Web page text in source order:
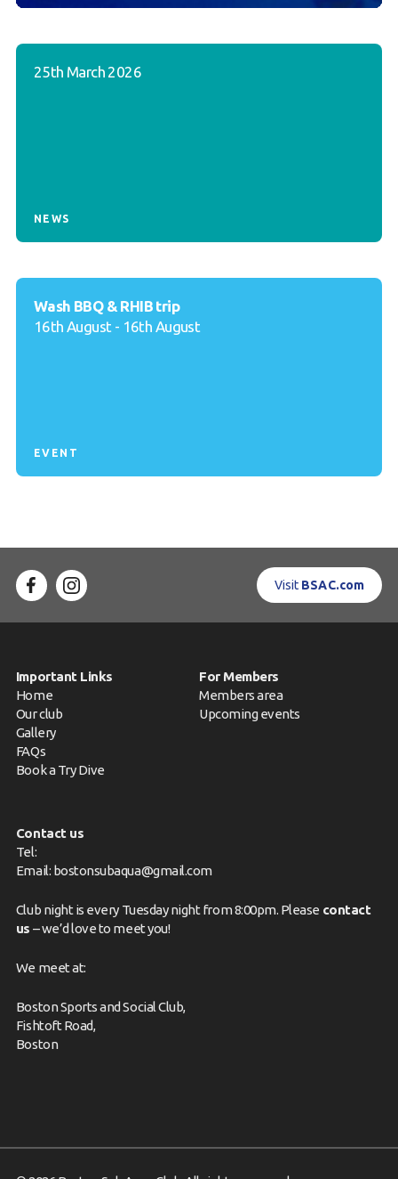
25th March 2026
NEWS
Wash BBQ & RHIB trip
16th August - 16th August
EVENT
Visit BSAC.com
Important Links
Home
Our club
Gallery
FAQs
Book a Try Dive
For Members
Members area
Upcoming events
Contact us
Tel:
Email: bostonsubaqua@gmail.com
Club night is every Tuesday night from 8:00pm. Please contact
us – we’d love to meet you!
We meet at:
Boston Sports and Social Club,
Fishtoft Road,
Boston